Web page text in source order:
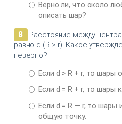
Верно ли, что около
описать шар?
8
Расстояние между
равно d (R > r). Какое
неверно?
Если d > R + r, то шары
Если d = R + r, то шары
Если d = R — r, то шары
общую точку.